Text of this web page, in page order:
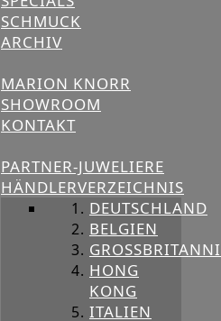
SCHMUCK
ARCHIV
MARION KNORR
SHOWROOM
KONTAKT
PARTNER-JUWELIERE
HÄNDLERVERZEICHNIS
DEUTSCHLAND
BELGIEN
HONG
KONG
ITALIEN